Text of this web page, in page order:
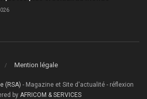
Mention légale
(RSA) - Magazine et Site d'actualité - réflexion
by AFRICOM & SERVICES